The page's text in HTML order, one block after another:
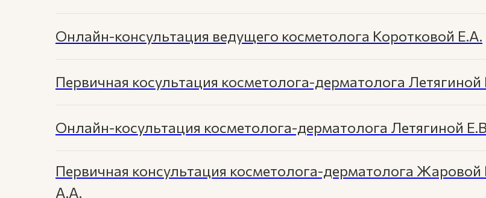
Онлайн-консультация ведущего косметолога Коротковой Е.А.
Первичная косультация косметолога-дерматолога Летягиной
Онлайн-косультация косметолога-дерматолога Летягиной
Первичная консультация косметолога-дерматолога
А.А.